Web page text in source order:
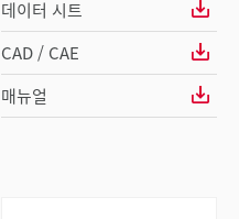
데이터 시트
CAD / CAE
매뉴얼